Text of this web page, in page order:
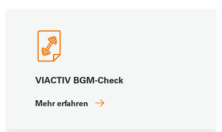
VIACTIV BGM-Check
Mehr erfahren